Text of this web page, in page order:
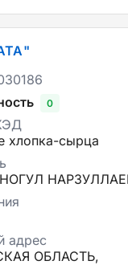
0
хлопка-сырца
адрес
ОБЛАСТЬ,